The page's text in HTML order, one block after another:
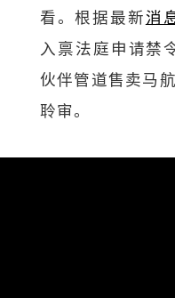
看。根据最新消
入禀法庭申请禁
伙伴管道售卖马
聆审。